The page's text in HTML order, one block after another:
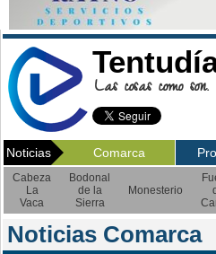
Las cosas como son.
Noticias Comarca
Cabeza
La
Vaca
Bodonal
de la
Sierra
Monesterio
Noticias Comarca